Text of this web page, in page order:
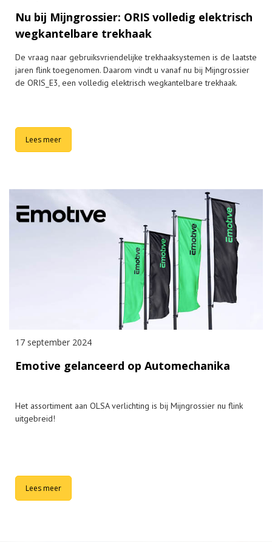
Nu bij Mijngrossier: ORIS volledig elektrisch
wegkantelbare trekhaak
De vraag naar gebruiksvriendelijke trekhaaksystemen is de laatste
jaren flink toegenomen. Daarom vindt u vanaf nu bij Mijngrossier
de ORIS_E3, een volledig elektrisch wegkantelbare trekhaak.
Lees meer
17 september 2024
Emotive gelanceerd op Automechanika
Het assortiment aan OLSA verlichting is bij Mijngrossier nu flink
uitgebreid!
Lees meer